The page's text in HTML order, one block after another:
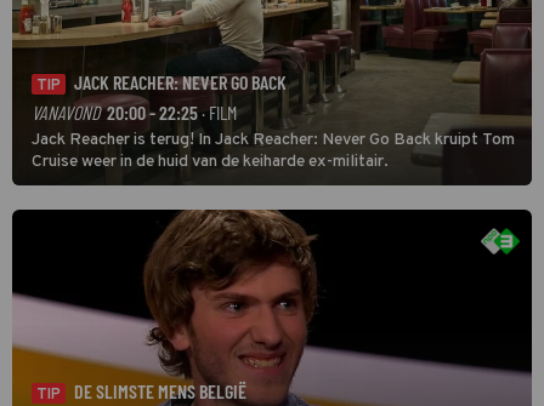
TIP
JACK REACHER: NEVER GO BACK
VANAVOND 20:00 - 22:25 · FILM
Jack Reacher is terug! In Jack Reacher: Never Go Back kruipt Tom
Cruise weer in de huid van de keiharde ex-militair.
TIP
DE SLIMSTE MENS BELGIË